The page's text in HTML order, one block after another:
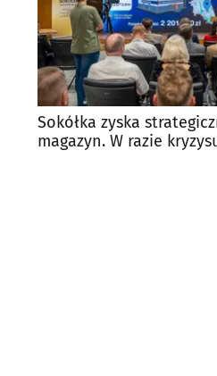
Sokółka zyska
magazyn. W razie